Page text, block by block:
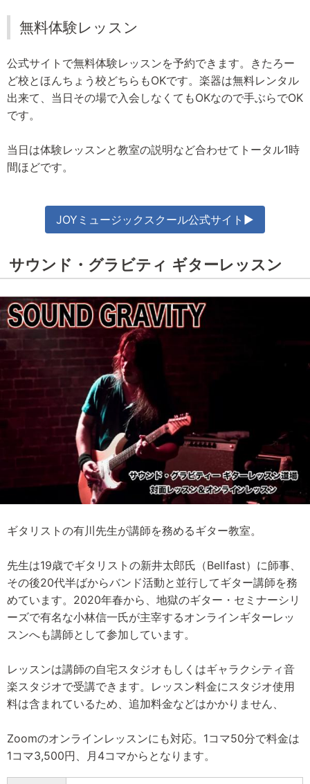
無料体験レッスン
公式サイトで無料体験レッスンを予約できます。きたろー
ど校とほんちょう校どちらもOKです。楽器は無料レンタル
出来て、当日その場で入会しなくてもOKなので手ぶらでOK
です。
当日は体験レッスンと教室の説明など合わせてトータル1時
間ほどです。
JOYミュージックスクール公式サイト▶
サウンド・グラビティ ギターレッスン
ギタリストの有川先生が講師を務めるギター教室。
先生は19歳でギタリストの新井太郎氏（Bellfast）に師事、
その後20代半ばからバンド活動と並行してギター講師を務
めています。2020年春から、地獄のギター・セミナーシリ
ーズで有名な小林信一氏が主宰するオンラインギターレッ
スンへも講師として参加しています。
レッスンは講師の自宅スタジオもしくはギャラクシティ音
楽スタジオで受講できます。レッスン料金にスタジオ使用
料は含まれているため、追加料金などはかかりません、
Zoomのオンラインレッスンにも対応。1コマ50分で料金は
1コマ3,500円、月4コマからとなります。